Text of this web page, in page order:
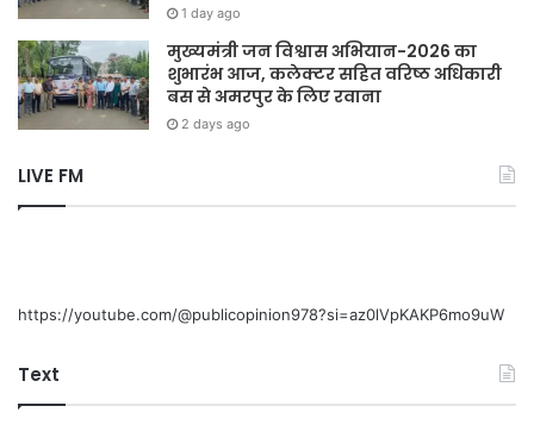
1 day ago
मुख्यमंत्री जन विश्वास अभियान-2026 का
शुभारंभ आज, कलेक्टर सहित वरिष्ठ अधिकारी
बस से अमरपुर के लिए रवाना
2 days ago
LIVE FM
https://youtube.com/@publicopinion978?si=az0lVpKAKP6mo9uW
Text